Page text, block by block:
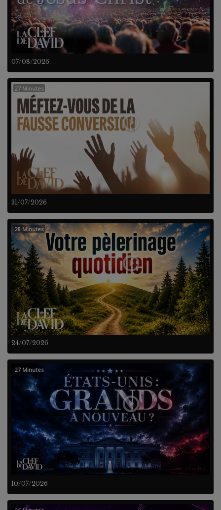
07/08/2026
31/07/2026
27 Minutes
24/07/2026
28 Minutes
10/07/2026
27 Minutes